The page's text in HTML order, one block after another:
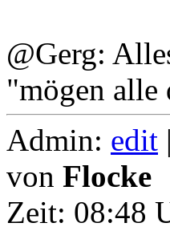
@Gerg:
"mögen alle
Admin: edit |
von Flocke
Zeit: 08:48